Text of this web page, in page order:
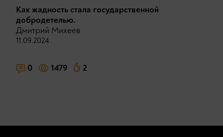
Как жадность стала государственной
добродетелью.
Дмитрий Михеев
11.09.2024
0 1479 2